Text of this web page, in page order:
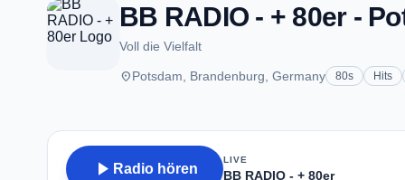
BB RADIO - + 80er -
Voll die Vielfalt
placePotsdam, Brandenburg, Germany 80s Hits
play_arrow Radio hören
LIVE
BB RADIO - + 80er